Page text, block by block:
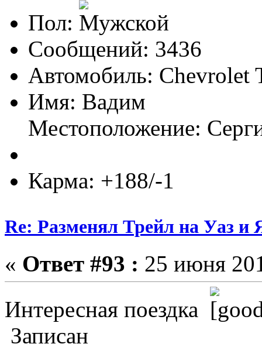
Пол:
Сообщений: 3436
Автомобиль: Chevrolet
Имя: Вадим
Местоположение:
Карма: +188/-1
Re: Разменял Трейл на Уаз и
« Ответ #93 : 25 июня
Интересная поездка
Записан